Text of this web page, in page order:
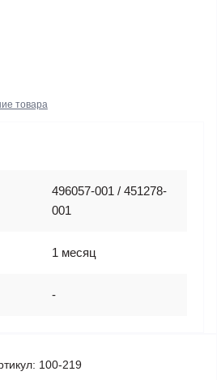
товара
496057-001 / 451278-
001
1 месяц
-
100-219